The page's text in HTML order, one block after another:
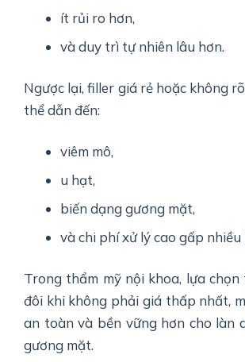
ít rủi ro hơn,
và duy trì tự nhiên lâu hơn.
Ngược lại, filler giá rẻ hoặc không
thể dẫn đến:
viêm mô,
u hạt,
biến dạng gương mặt,
và chi phí xử lý cao gấp nhiều
Trong thẩm mỹ nội khoa, lựa
đôi khi không phải giá thấp nhất,
an toàn và bền vững hơn cho làn
gương mặt.